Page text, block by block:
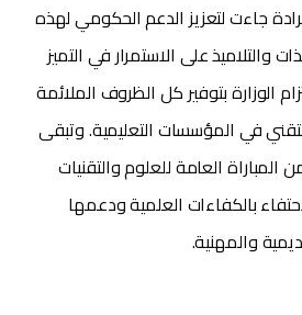
جاءت لتعزيز الدعم الحكومي لهذه
والتلاميذ على الاستمرار في التميز
الوزارة بتوفير كل الظروف الملائمة
في المؤسسات التعليمية. وتبقى
العامة للعلوم والتقنيات
بالكفاءات العلمية ودعمها
والمهنية.